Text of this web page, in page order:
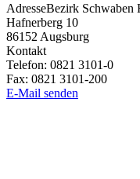
AdresseBezirk Schwaben
Hafnerberg 10
86152 Augsburg
Kontakt
Telefon: 0821 3101-0
Fax: 0821 3101-200
E-Mail senden